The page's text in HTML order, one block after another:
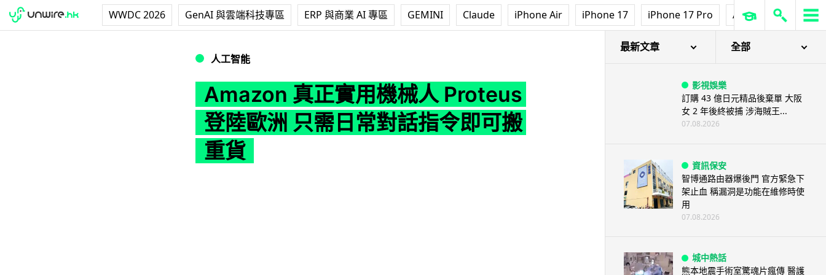
WWDC 2026 GenAI 與雲端科技專區 ERP 與商業 AI 專區 GEMINI Claude iPhone Air iPhone 17 iPhone 17 Pro AirPods Pro 3
人工智能
Amazon 真正實用機械人 Proteus
登陸歐洲 只需日常對話指令即可搬
重貨
最新文章 全部
影視娛樂
訂購 43 億日元精品後棄單 大阪
女 2 年後終被捕 涉海賊王...
07.08.2026
資訊保安
智博通路由器爆後門 官方緊急下
架止血 稱漏洞是功能在維修時使
用
07.08.2026
城中熱話
熊本地震手術室驚魂片瘋傳 醫護